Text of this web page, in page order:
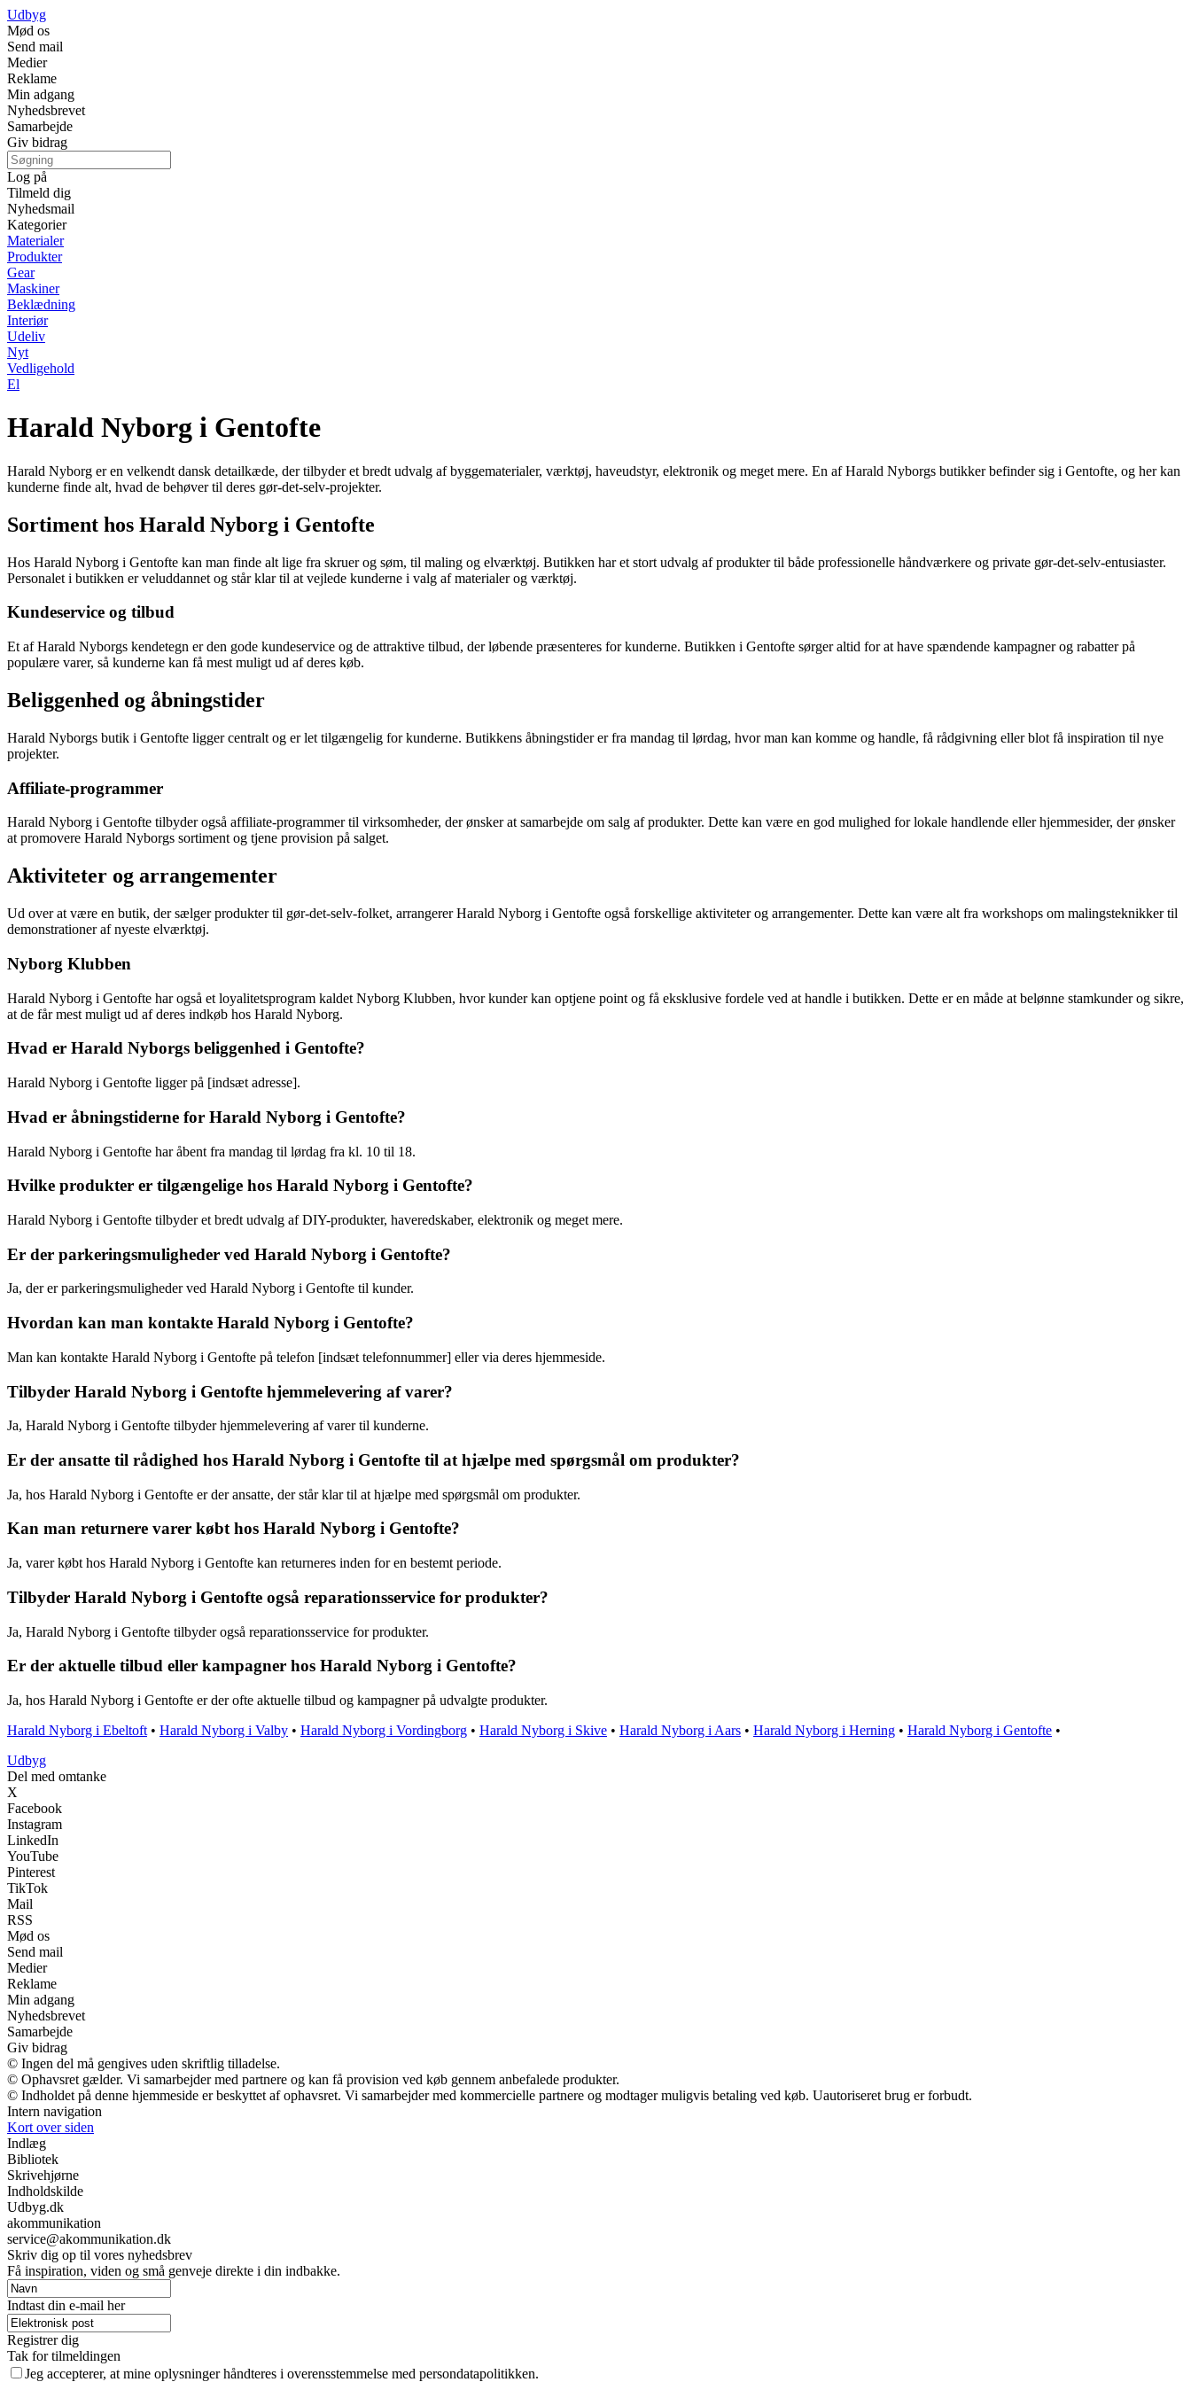
Udbyg
Mød os
Send mail
Medier
Reklame
Min adgang
Nyhedsbrevet
Samarbejde
Giv bidrag
Log på
Tilmeld dig
Nyhedsmail
Kategorier
Materialer
Produkter
Gear
Maskiner
Beklædning
Interiør
Udeliv
Nyt
Vedligehold
El
Harald Nyborg i Gentofte
Harald Nyborg er en velkendt dansk detailkæde, der tilbyder et bredt udvalg af byggematerialer, værktøj, haveudstyr, elektronik og meget mere. En af Harald Nyborgs butikker befinder sig i Gentofte, og her kan
kunderne finde alt, hvad de behøver til deres gør-det-selv-projekter.
Sortiment hos Harald Nyborg i Gentofte
Hos Harald Nyborg i Gentofte kan man finde alt lige fra skruer og søm, til maling og elværktøj. Butikken har et stort udvalg af produkter til både professionelle håndværkere og private gør-det-selv-entusiaster.
Personalet i butikken er veluddannet og står klar til at vejlede kunderne i valg af materialer og værktøj.
Kundeservice og tilbud
Et af Harald Nyborgs kendetegn er den gode kundeservice og de attraktive tilbud, der løbende præsenteres for kunderne. Butikken i Gentofte sørger altid for at have spændende kampagner og rabatter på
populære varer, så kunderne kan få mest muligt ud af deres køb.
Beliggenhed og åbningstider
Harald Nyborgs butik i Gentofte ligger centralt og er let tilgængelig for kunderne. Butikkens åbningstider er fra mandag til lørdag, hvor man kan komme og handle, få rådgivning eller blot få inspiration til nye
projekter.
Affiliate-programmer
Harald Nyborg i Gentofte tilbyder også affiliate-programmer til virksomheder, der ønsker at samarbejde om salg af produkter. Dette kan være en god mulighed for lokale handlende eller hjemmesider, der ønsker
at promovere Harald Nyborgs sortiment og tjene provision på salget.
Aktiviteter og arrangementer
Ud over at være en butik, der sælger produkter til gør-det-selv-folket, arrangerer Harald Nyborg i Gentofte også forskellige aktiviteter og arrangementer. Dette kan være alt fra workshops om malingsteknikker til
demonstrationer af nyeste elværktøj.
Nyborg Klubben
Harald Nyborg i Gentofte har også et loyalitetsprogram kaldet Nyborg Klubben, hvor kunder kan optjene point og få eksklusive fordele ved at handle i butikken. Dette er en måde at belønne stamkunder og sikre,
at de får mest muligt ud af deres indkøb hos Harald Nyborg.
Hvad er Harald Nyborgs beliggenhed i Gentofte?
Harald Nyborg i Gentofte ligger på [indsæt adresse].
Hvad er åbningstiderne for Harald Nyborg i Gentofte?
Harald Nyborg i Gentofte har åbent fra mandag til lørdag fra kl. 10 til 18.
Hvilke produkter er tilgængelige hos Harald Nyborg i Gentofte?
Harald Nyborg i Gentofte tilbyder et bredt udvalg af DIY-produkter, haveredskaber, elektronik og meget mere.
Er der parkeringsmuligheder ved Harald Nyborg i Gentofte?
Ja, der er parkeringsmuligheder ved Harald Nyborg i Gentofte til kunder.
Hvordan kan man kontakte Harald Nyborg i Gentofte?
Man kan kontakte Harald Nyborg i Gentofte på telefon [indsæt telefonnummer] eller via deres hjemmeside.
Tilbyder Harald Nyborg i Gentofte hjemmelevering af varer?
Ja, Harald Nyborg i Gentofte tilbyder hjemmelevering af varer til kunderne.
Er der ansatte til rådighed hos Harald Nyborg i Gentofte til at hjælpe med spørgsmål om produkter?
Ja, hos Harald Nyborg i Gentofte er der ansatte, der står klar til at hjælpe med spørgsmål om produkter.
Kan man returnere varer købt hos Harald Nyborg i Gentofte?
Ja, varer købt hos Harald Nyborg i Gentofte kan returneres inden for en bestemt periode.
Tilbyder Harald Nyborg i Gentofte også reparationsservice for produkter?
Ja, Harald Nyborg i Gentofte tilbyder også reparationsservice for produkter.
Er der aktuelle tilbud eller kampagner hos Harald Nyborg i Gentofte?
Ja, hos Harald Nyborg i Gentofte er der ofte aktuelle tilbud og kampagner på udvalgte produkter.
Harald Nyborg i Ebeltoft • Harald Nyborg i Valby • Harald Nyborg i Vordingborg • Harald Nyborg i Skive • Harald Nyborg i Aars • Harald Nyborg i Herning • Harald Nyborg i Gentofte •
Udbyg
Del med omtanke
X
Facebook
Instagram
LinkedIn
YouTube
Pinterest
TikTok
Mail
RSS
Mød os
Send mail
Medier
Reklame
Min adgang
Nyhedsbrevet
Samarbejde
Giv bidrag
© Ingen del må gengives uden skriftlig tilladelse.
© Ophavsret gælder. Vi samarbejder med partnere og kan få provision ved køb gennem anbefalede produkter.
© Indholdet på denne hjemmeside er beskyttet af ophavsret. Vi samarbejder med kommercielle partnere og modtager muligvis betaling ved køb. Uautoriseret brug er forbudt.
Intern navigation
Kort over siden
Indlæg
Bibliotek
Skrivehjørne
Indholdskilde
Udbyg.dk
akommunikation
service@akommunikation.dk
Skriv dig op til vores nyhedsbrev
Få inspiration, viden og små genveje direkte i din indbakke.
Indtast din e-mail her
Registrer dig
Tak for tilmeldingen
Jeg accepterer, at mine oplysninger håndteres i overensstemmelse med persondatapolitikken.